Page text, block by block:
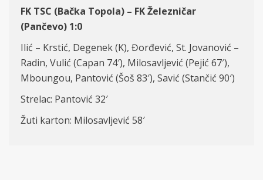
FK TSC (Bačka Topola) – FK Železničar
(Pančevo) 1:0
Ilić – Krstić, Degenek (K), Đorđević, St. Jovanović –
Radin, Vulić (Capan 74′), Milosavljević (Pejić 67′),
Mboungou, Pantović (Šoš 83′), Savić (Stančić 90′)
Strelac: Pantović 32′
Žuti karton: Milosavljević 58′